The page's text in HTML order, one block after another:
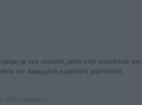
με ένα συνεπές μέσα στην ασυνέπειά του,
την ταραγμένη κορεατική χερσόνησο.
Χατζηευφραιμίδης